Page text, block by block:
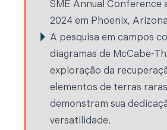
SME Annual Conference
2024 em Phoenix,
A pesquisa em campos
diagramas de McCabe-
exploração da
elementos de terras raras
demonstram sua
versatilidade.